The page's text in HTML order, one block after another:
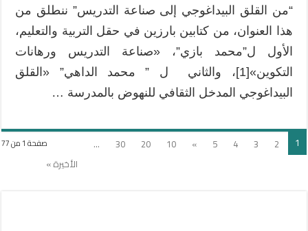
“من القلق البيداغوجي إلى صناعة التدريس” ننطلق من
هذا العنوان، من كتابين بارزين في حقل التربية والتعليم،
الأول ل”محمد بازي”، «صناعة التدريس ورهانات
التكوين»[1]، والثاني ل ” محمد الداهي” «القلق
البيداغوجي المدخل الثقافي للنهوض بالمدرسة …
صفحة 1 من 77 1
2
3
4
5
»
10
20
30
...
الأخيرة »